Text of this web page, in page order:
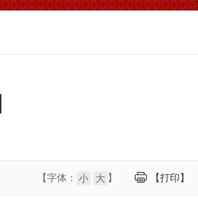
【打印】
【字体： 小 大 】